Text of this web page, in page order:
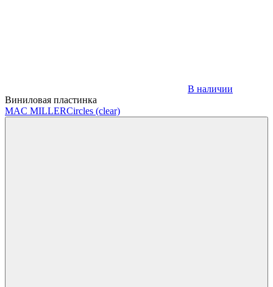
В наличии
Виниловая пластинка
MAC MILLERCircles (clear)